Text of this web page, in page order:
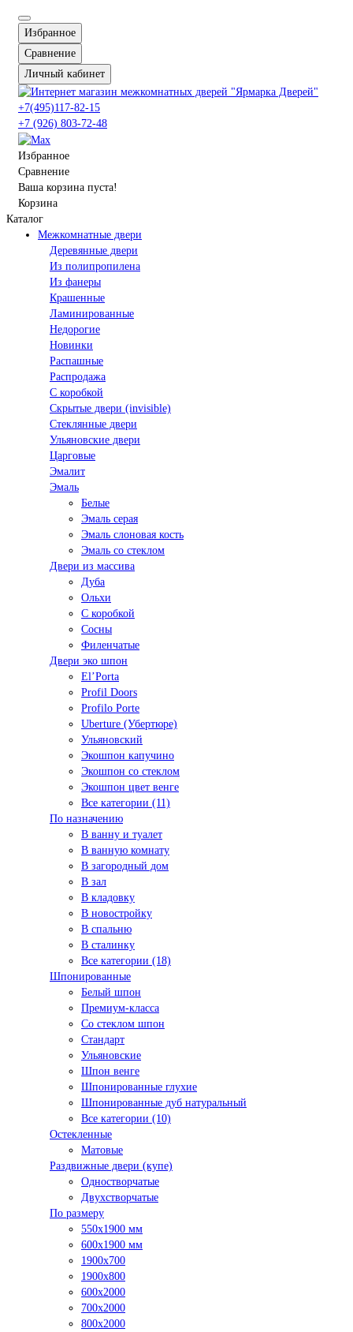
Избранное
Сравнение
Личный кабинет
+7(495)117-82-15
+7 (926) 803-72-48
Избранное
Сравнение
Ваша корзина пуста!
Корзина
Каталог
Межкомнатные двери
Деревянные двери
Из полипропилена
Из фанеры
Крашенные
Ламинированные
Недорогие
Новинки
Распашные
Распродажа
С коробкой
Скрытые двери (invisible)
Стеклянные двери
Ульяновские двери
Царговые
Эмалит
Эмаль
Белые
Эмаль серая
Эмаль слоновая кость
Эмаль со стеклом
Двери из массива
Дуба
Ольхи
С коробкой
Сосны
Филенчатые
Двери эко шпон
El’Porta
Profil Doors
Profilo Porte
Uberture (Убертюре)
Ульяновский
Экошпон капучино
Экошпон со стеклом
Экошпон цвет венге
Все категории (11)
По назначению
В ванну и туалет
В ванную комнату
В загородный дом
В зал
В кладовку
В новостройку
В спальню
В сталинку
Все категории (18)
Шпонированные
Белый шпон
Премиум-класса
Со стеклом шпон
Стандарт
Ульяновские
Шпон венге
Шпонированные глухие
Шпонированные дуб натуральный
Все категории (10)
Остекленные
Матовые
Раздвижные двери (купе)
Одностворчатые
Двухстворчатые
По размеру
550x1900 мм
600x1900 мм
1900х700
1900х800
600x2000
700x2000
800x2000